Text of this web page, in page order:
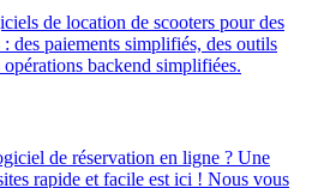
de location de scooters pour des
des paiements simplifiés, des outils
backend simplifiées.
de réservation en ligne ? Une
rapide et facile est ici ! Nous vous